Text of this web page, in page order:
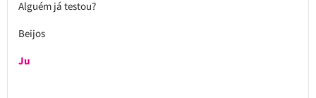
Alguém já testou?
Beijos
Ju